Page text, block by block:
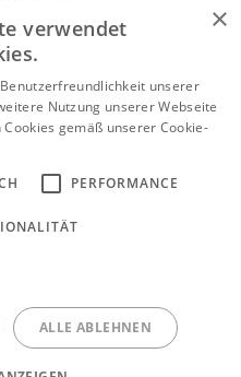
Magna1
anzeigen
×
verwendet
unserer
Nutzung unserer Webseite
gemäß unserer Cookie-
PERFORMANCE
ALLE ABLEHNEN